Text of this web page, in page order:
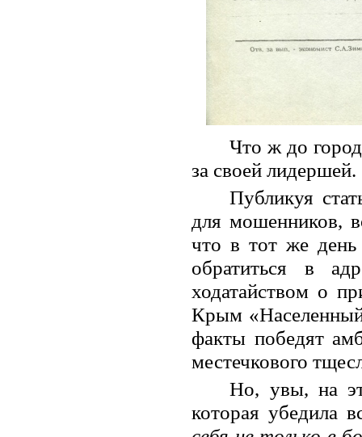
Что ж до
за своей лидершей.
Публикуя
для мошенников,
что в тот же день
обратиться в
ходатайством о
Крым
факты победят
местечкового
Но, увы, на
которая убедила